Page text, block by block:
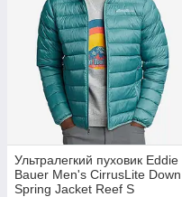
Ультралегкий пуховик Eddie
Bauer Men's CirrusLite Down
Spring Jacket Reef S